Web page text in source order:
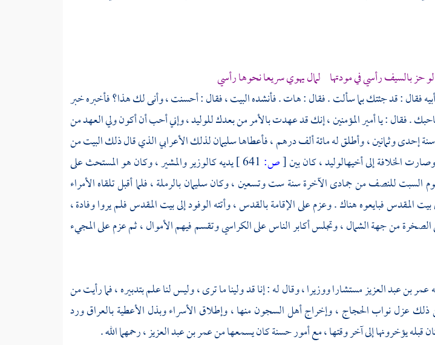
لو حز بالسيف رأسي في مودتها لمال يهوي سريعا نحوها رأسي
أبيه فقال : قد جئتك بما سألت . فقال : هات . فأنشده البيت ، فقال : أحسنت ، وأنى لك هذا؟ فأخبره خبر
. فقال : يا أمير المؤمنين ، إنك قد عهدت بالأمر من بعدكللوليد ،وإني أحب أن أكون ولي العهد من
إحدى وثمانين ، وأطلق له مائة ألف درهم ، فأعطاهاسليمانلذلك الأعرابي الذي قال ذلك البيت من
الخلافة إلى أخيهالوليد ،كان بين[ص:
يديه كالوزير والمشير ، وكان هو المستحث على
السبت للنصف من جمادى الآخرة سنة ست وتسعين ، وكانسليمانبالرملة ، فلما أقبل تلقاه الأمراء
بيت المقدسفبايعوه هناك . وعزم على الإقامةبالقدس ،وأتته الوفود إلىبيت المقدسفلم يروا وفادة ،
من جهة الشمال ، وتجلس أكابر الناس على الكراسي وتقسم فيهم الأموال ، ثم عزم على المجيء
عمر بن عبد العزيزمستشارا ووزيرا ، وقال له : إنا قد ولينا ما ترى ، وليس لنا علم بتدبيره ، فما رأيت من
عزل نواب الحجاج ، وإخراج أهل السجون منها ، وإطلاق الأسراء وبذل الأعطية بالعراق ورد
قبله يؤخرونها إلى آخر وقتها ، مع أمور حسنة كان يسمعها منعمر بن عبد العزيز ،رحمهما الله .